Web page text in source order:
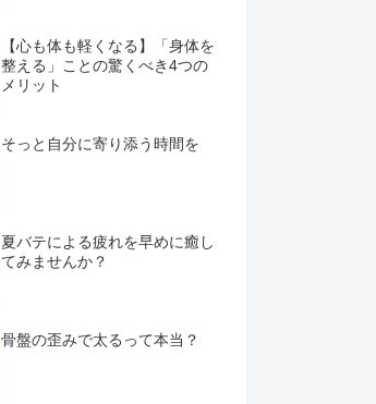
【心も体も軽くなる】「身体を
整える」ことの驚くべき4つの
メリット
そっと自分に寄り添う時間を
夏バテによる疲れを早めに癒し
てみませんか？
骨盤の歪みで太るって本当？